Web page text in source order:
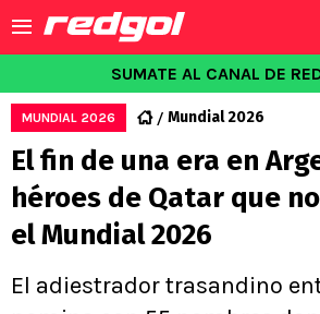
SUMATE AL CANAL DE
MUNDIAL 2026 Mundial 2026
El fin de una era en
héroes de Qatar que
el Mundial 2026
El adiestrador trasandino